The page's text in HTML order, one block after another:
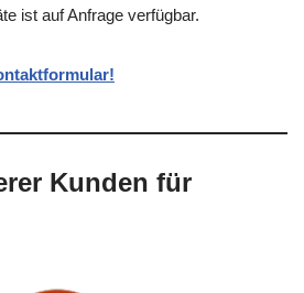
ist auf Anfrage verfügbar.
Kunden für